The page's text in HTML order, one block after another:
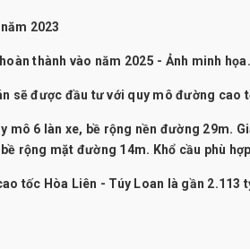
thành vào năm 2025 - Ảnh minh họa.
sẽ được đầu tư với quy mô đường cao
mô 6 làn xe, bề rộng nền đường 29m.
rộng mặt đường 14m. Khổ cầu phù
tốc Hòa Liên - Túy Loan là gần 2.113